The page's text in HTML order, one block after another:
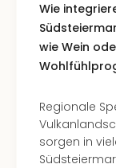
Wie
wie Wein
Regionale
sorgen in